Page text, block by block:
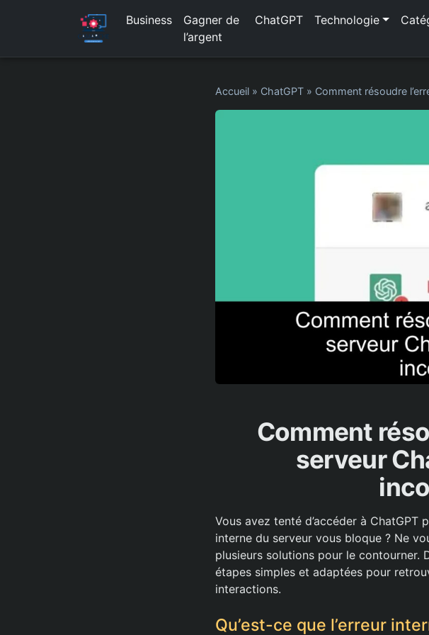
Business
Gagner de
l’argent
ChatGPT Technologie
Accueil » ChatGPT » Comment résoudre
Comment
serveur
Vous avez tenté d’accéder à
interne du serveur vous bloque ? Ne
plusieurs solutions pour le contourner.
étapes simples et adaptées pour
interactions.
Qu’est-ce que l’erreur